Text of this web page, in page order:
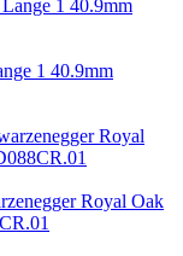
1 40.9mm
Royal Oak